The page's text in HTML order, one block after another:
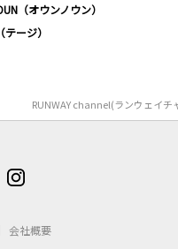
（オウンノウン）
ージ）
RUNWAY channel(ランウェイチ
会社概要